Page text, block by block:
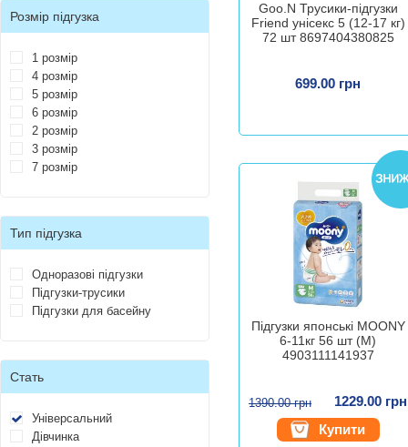
Розмір підгузка
1 розмір
4 розмір
5 розмір
6 розмір
2 розмір
3 розмір
7 розмір
Тип підгузка
Одноразові підгузки
Підгузки-трусики
Підгузки для басейну
Стать
Універсальний
Дівчинка
Goo.N Трусики-підгузки
Friend унісекс 5 (12-17 кг)
72 шт 8697404380825
699.00 грн
Підгузки японські MOONY
6-11кг 56 шт (M)
4903111141937
1390.00 грн
1229.00 грн
Купити